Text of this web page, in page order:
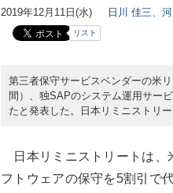
2019年12月11日(水) 日川 佳三、
リスト
第三者保守サービスベンダーの米
間）、独SAPのシステム運用サー
たと発表した。日本リミニストリ
日本リミニストリートは、
フトウェアの保守を5割引で